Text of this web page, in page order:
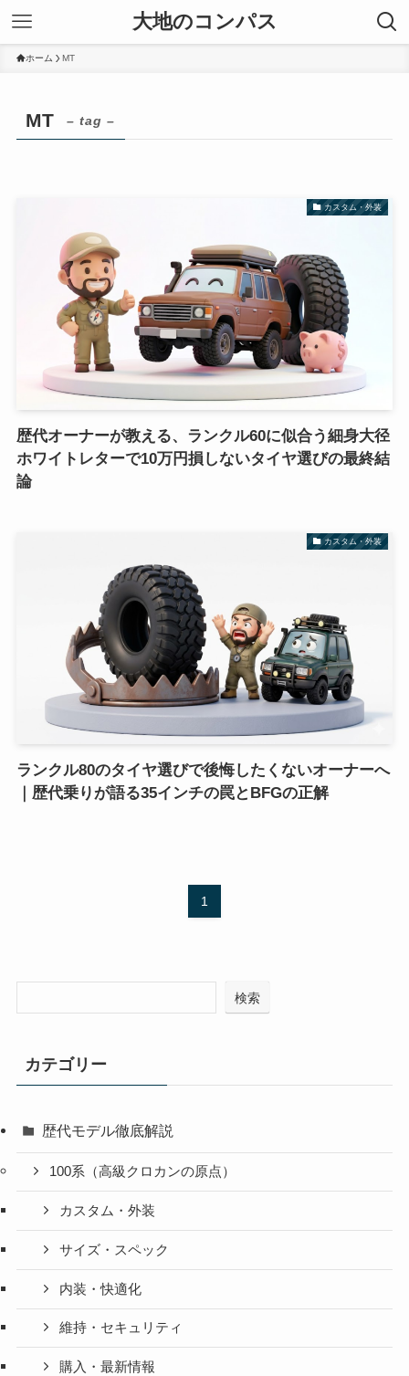
大地のコンパス
ホーム MT
MT – tag –
カスタム・外装
歴代オーナーが教える、ランクル60に似合う細身大径
ホワイトレターで10万円損しないタイヤ選びの最終結
論
カスタム・外装
ランクル80のタイヤ選びで後悔したくないオーナーへ
｜歴代乗りが語る35インチの罠とBFGの正解
1
検索
カテゴリー
歴代モデル徹底解説
100系（高級クロカンの原点）
カスタム・外装
サイズ・スペック
内装・快適化
維持・セキュリティ
購入・最新情報